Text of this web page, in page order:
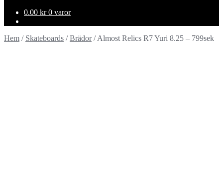
0.00 kr 0 varor
Hem / Skateboards /Brädor/Almost Relics R7 Yuri 8.25 – 799sek